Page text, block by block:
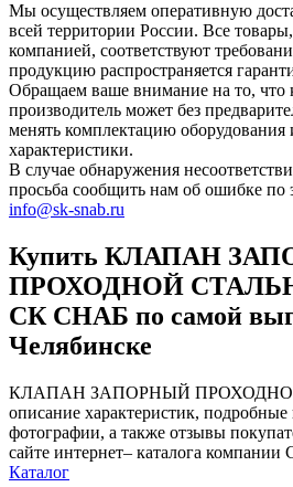
Мы осуществляем оперативную
всей территории России. Все
компанией, соответствуют
продукцию распространяется
Обращаем ваше внимание на то, что
производитель может без
менять комплектацию оборудования
характеристики.
В случае обнаружения
просьба сообщить нам об ошибке по
info@sk-snab.ru
Купить КЛАПАН
ПРОХОДНОЙ
СК СНАБ по самой
Челябинске
КЛАПАН ЗАПОРНЫЙ
описание характеристик,
фотографии, а также отзывы
сайте интернет– каталога
Каталог